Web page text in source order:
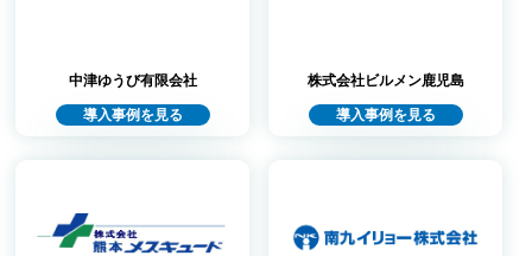
中津ゆうび有限会社
導入事例を見る
株式会社ビルメン鹿児島
導入事例を見る